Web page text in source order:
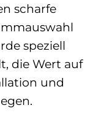
scharfe
speziell
die Wert auf
und